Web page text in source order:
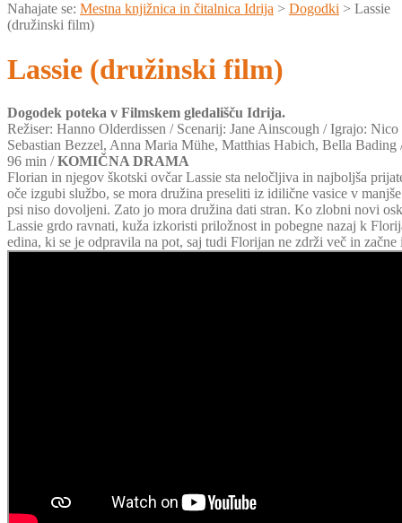
Nahajate se: Mestna knjižnica in čitalnica Idrija > Dogodki > Lassie
(družinski film)
Lassie (družinski film)
Dogodek poteka v Filmskem gledališču Idrija.
Režiser: Hanno Olderdissen / Scenarij: Jane Ainscough / Igrajo:
Sebastian Bezzel, Anna Maria Mühe, Matthias Habich, Bella Bading
96 min /KOMIČNA DRAMA
Florian in njegov škotski ovčar Lassie sta neločljiva in najboljša
oče izgubi službo, se mora družina preseliti iz idilične vasice v
psi niso dovoljeni. Zato jo mora družina dati stran. Ko zlobni novi
Lassie grdo ravnati, kuža izkoristi priložnost in pobegne nazaj k
edina, ki se je odpravila na pot, saj tudi Florijan ne zdrži več in